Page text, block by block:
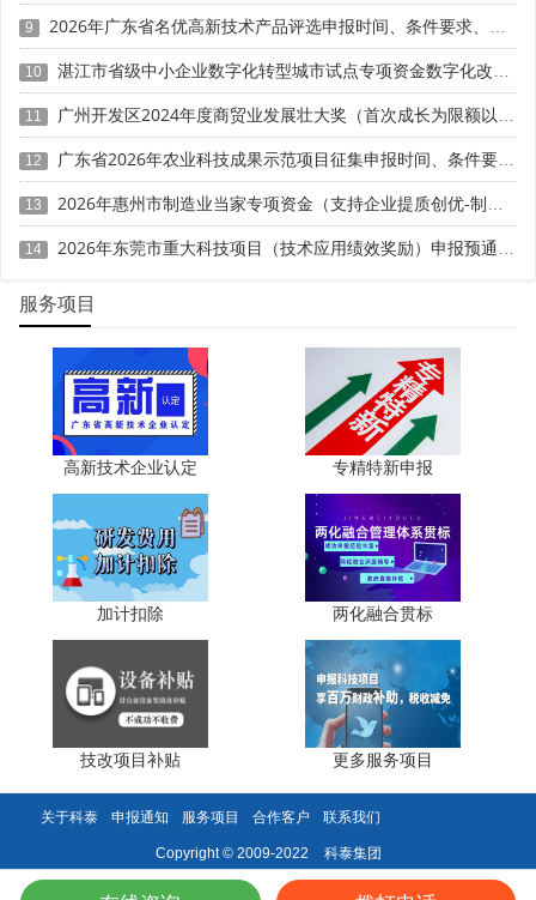
在细分领域的领先地位，出口产品附报关单、海外客户证明;
用户报告需包含"使用场景、性能对比、经济效益"三要素，
附带现场照片、验收记录或用户感谢信。
四、环保情况(权重10分，合规基础维度)
环保情况权重10分，为"一票否决"关联项，重点考察产
品生产过程、使用环节是否符合安全环保要求，无重大环保
事故为前提。
0分(直接驳回)。精准拿分策略包括：提供环评批复、环保验
收报告、排污许可证(如需)、近3年环保检测报告，确保无超
标排放记录;产品符合节能、低碳、循环经济要求的，附节能
认证、碳减排报告、绿色产品认证，可争取满分;生产过程采
用环保工艺、低能耗设备的，重点说明;近3年无重大环保事
故、无环保行政处罚，信用中国无环保失信记录，提前核查
并整改隐患。
五、产品获得荣誉(权重10分，加分拔高维度)
产品获得荣誉权重10分，为拔高分数的关键，重点考察
产品获奖、标准参编、成果评价等情况，优先认可市级以上
评分细则为：获得市级以上相关政府部门奖励及认证荣
誉证书、主持或参与制定申报产品相关标准、经第三方有资
质机构出具的科技成果评价
等，均可得分。精准拿分策略包
括：优先提供市级以上政府部门颁发的科技奖、专利奖、名
优产品奖;主导或参与制定国家标准、行业标准、地方标准、
团体标准的，附标准文本、参编证明;无官方荣誉的，提供省
级以上第三方科技成果评价报告(结论为"国内领先或国际先
9 2026年广东省名优高新技术产品评选申报时间、条件要求、扶持奖励
10 湛江市省级中小企业数字化转型城市试点专项资金数字化改造项目（第八批）申报时间、条件要求、补助奖励
11 广州开发区2024年度商贸业发展壮大奖（首次成长为限额以上企业）申报时间、条件要求、补助标准
12 广东省2026年农业科技成果示范项目征集申报时间、条件要求、资助奖励
13 2026年惠州市制造业当家专项资金（支持企业提质创优-制造业单项冠军）项目入库申报时间、条件要求、奖励标准
14 2026年东莞市重大科技项目（技术应用绩效奖励）申报预通知时间、条件要求
服务项目
高新技术企业认定 专精特新申报
加计扣除 两化融合贯标
技改项目补贴 更多服务项目
关于科泰 申报通知 服务项目 合作客户 联系我们
Copyright © 2009-2022 科泰集团